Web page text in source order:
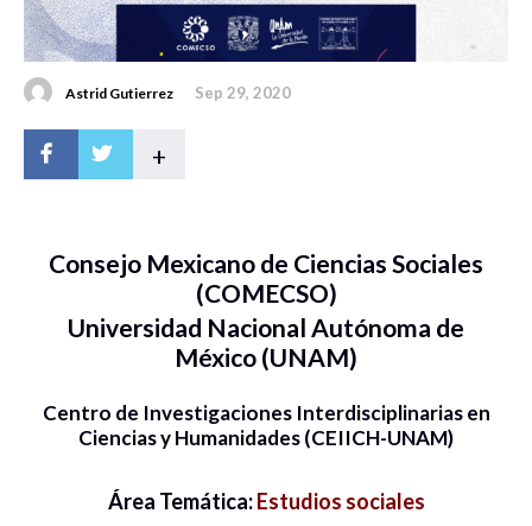
Astrid Gutierrez Sep 29, 2020
+
Consejo Mexicano de Ciencias Sociales
(COMECSO)
Universidad Nacional Autónoma de
México (UNAM)
Centro de Investigaciones Interdisciplinarias en
Ciencias y Humanidades (CEIICH-UNAM)
Área Temática:Estudios sociales